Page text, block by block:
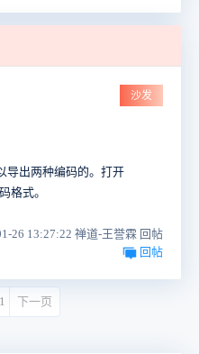
沙发
导出两种编码的。打开
格式。
26 13:27:22 禅道-王誉霖 回帖
回帖
下一页